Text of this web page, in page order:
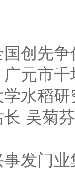
国创
广元市
学水稻
吴菊
府
发门